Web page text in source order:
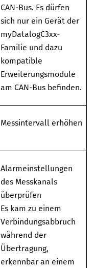
CAN-Bus. Es dürfen
sich nur ein Gerät der
myDatalogC3xx-
Familie und dazu
kompatible
Erweiterungsmodule
am CAN-Bus befinden.
Messintervall erhöhen
Alarmeinstellungen
des Messkanals
überprüfen
Es kam zu einem
Verbindungsabbruch
während der
Übertragung,
erkennbar an einem